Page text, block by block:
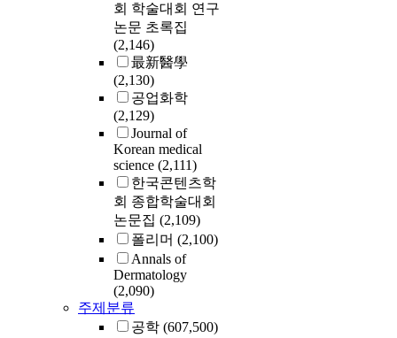
회 학술대회 연구
논문 초록집
(2,146)
最新醫學
(2,130)
공업화학
(2,129)
Journal of
Korean medical
science (2,111)
한국콘텐츠학
회 종합학술대회
논문집 (2,109)
폴리머 (2,100)
Annals of
Dermatology
(2,090)
주제분류
공학 (607,500)